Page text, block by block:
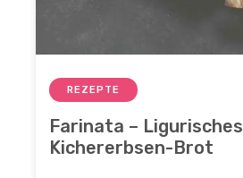
REZEPTE
Farinata – Ligurisches
Kichererbsen-Brot